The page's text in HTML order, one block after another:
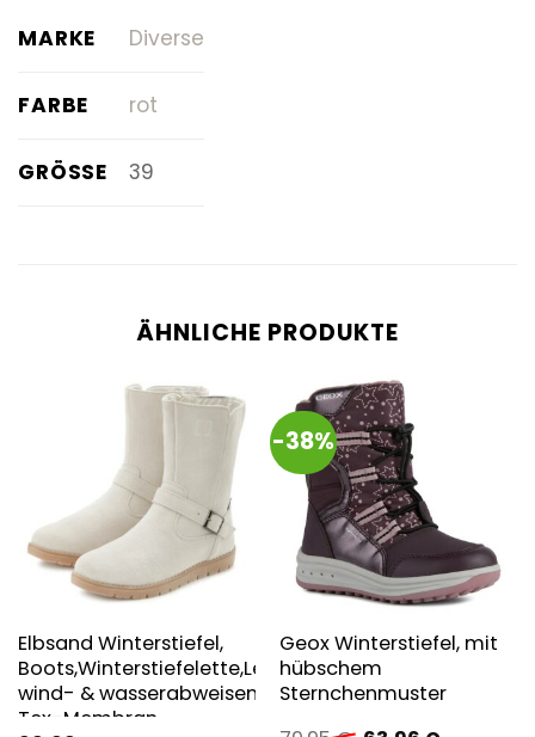
MARKE Diverse
FARBE rot
GRÖSSE 39
ÄHNLICHE PRODUKTE
Elbsand Winterstiefel,
Boots,Winterstiefelette,Leder,
wind- & wasserabweisende
Tex-Membran
-38%
Geox Winterstiefel, mit
hübschem
Sternchenmuster